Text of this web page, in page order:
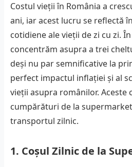
Costul vieții în România a
ani, iar acest lucru se reflectă
cotidiene ale vieții de zi cu zi.
concentrăm asupra a trei
deși nu par semnificative la
perfect impactul inflației și al
vieții asupra românilor. Aceste
cumpărături de la
transportul zilnic.
1. Coșul Zilnic de la